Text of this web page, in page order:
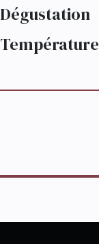
Dégustation